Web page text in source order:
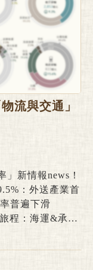
流與交通」
新情報news！
：外送產業首
普遍下滑
程：海運&承攬